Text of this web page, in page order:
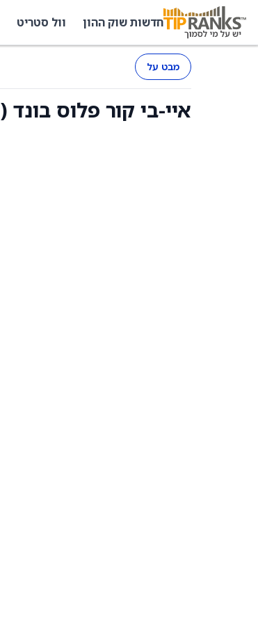
חדשות שוק ההון וול סטריט
מבט על
איי-בי קור פלוס בונד (CPLS) - החזקות